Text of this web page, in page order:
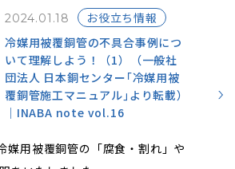
具合事例をご紹介します。未然に
ょう。
2024.01.18
お役立ち情報
冷媒用被覆銅管の不具合事例につ
いて理解しよう！（1）（一般社
団法人 日本銅センター｢冷媒用被
覆銅管施工マニュアル｣より転載）
｜INABA note vol.16
用被覆銅管の「腐食・割れ」や